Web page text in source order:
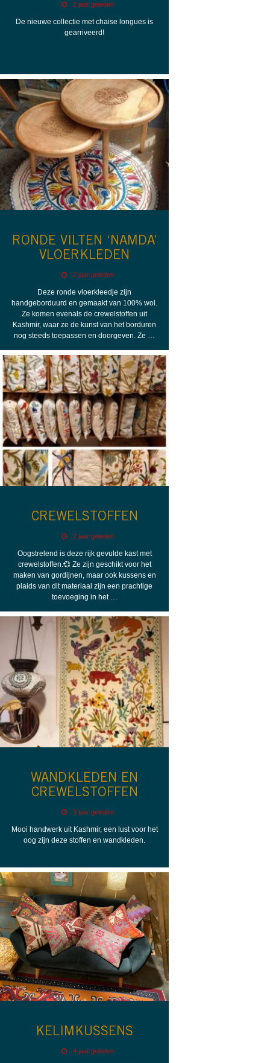
2 jaar geleden
De nieuwe collectie met chaise longues is
gearriveerd!
RONDE VILTEN ‘NAMDA’
VLOERKLEDEN
2 jaar geleden
Deze ronde vloerkleedje zijn
handgeborduurd en gemaakt van 100% wol.
Ze komen evenals de crewelstoffen uit
Kashmir, waar ze de kunst van het borduren
nog steeds toepassen en doorgeven. Ze …
CREWELSTOFFEN
2 jaar geleden
Oogstrelend is deze rijk gevulde kast met
crewelstoffen.💞 Ze zijn geschikt voor het
maken van gordijnen, maar ook kussens en
plaids van dit materiaal zijn een prachtige
toevoeging in het …
WANDKLEDEN EN
CREWELSTOFFEN
3 jaar geleden
Mooi handwerk uit Kashmir, een lust voor het
oog zijn deze stoffen en wandkleden.
KELIMKUSSENS
4 jaar geleden